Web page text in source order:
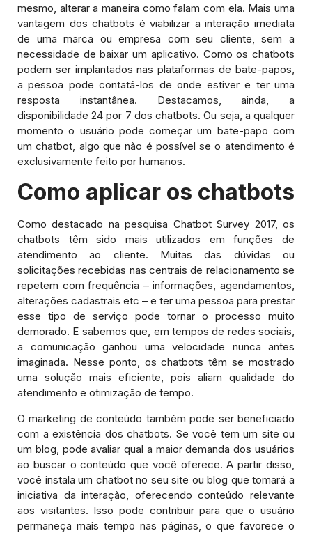
mesmo, alterar a maneira como falam com ela. Mais uma
vantagem dos chatbots é viabilizar a interação imediata
de uma marca ou empresa com seu cliente, sem a
necessidade de baixar um aplicativo. Como os chatbots
podem ser implantados nas plataformas de bate-papos,
a pessoa pode contatá-los de onde estiver e ter uma
resposta instantânea. Destacamos, ainda, a
disponibilidade 24 por 7 dos chatbots. Ou seja, a qualquer
momento o usuário pode começar um bate-papo com
um chatbot, algo que não é possível se o atendimento é
exclusivamente feito por humanos.
Como aplicar os chatbots
Como destacado na pesquisa Chatbot Survey 2017, os
chatbots têm sido mais utilizados em funções de
atendimento ao cliente. Muitas das dúvidas ou
solicitações recebidas nas centrais de relacionamento se
repetem com frequência – informações, agendamentos,
alterações cadastrais etc – e ter uma pessoa para prestar
esse tipo de serviço pode tornar o processo muito
demorado. E sabemos que, em tempos de redes sociais,
a comunicação ganhou uma velocidade nunca antes
imaginada. Nesse ponto, os chatbots têm se mostrado
uma solução mais eficiente, pois aliam qualidade do
atendimento e otimização de tempo.
O marketing de conteúdo também pode ser beneficiado
com a existência dos chatbots. Se você tem um site ou
um blog, pode avaliar qual a maior demanda dos usuários
ao buscar o conteúdo que você oferece. A partir disso,
você instala um chatbot no seu site ou blog que tomará a
iniciativa da interação, oferecendo conteúdo relevante
aos visitantes. Isso pode contribuir para que o usuário
permaneça mais tempo nas páginas, o que favorece o